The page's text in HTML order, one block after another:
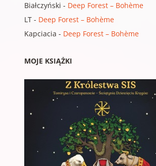
Białczyński - Deep Forest – Bohème
LT- Deep Forest – Bohème
Kapciacia - Deep Forest – Bohème
MOJE KSIĄŻKI